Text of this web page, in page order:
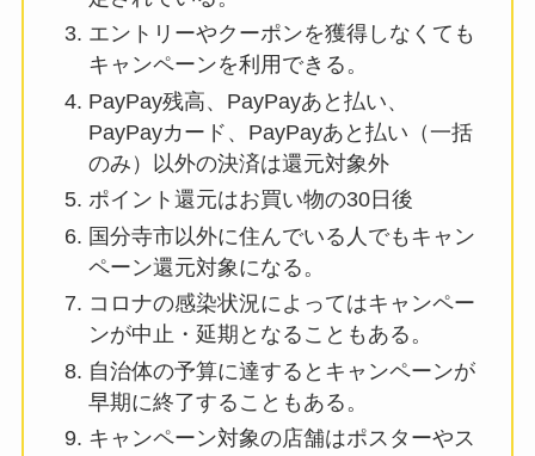
エントリーやクーポンを獲得しなくても
キャンペーンを利用できる。
PayPay残高、PayPayあと払い、
PayPayカード、PayPayあと払い（一括
のみ）以外の決済は還元対象外
ポイント還元はお買い物の30日後
国分寺市以外に住んでいる人でもキャン
ペーン還元対象になる。
コロナの感染状況によってはキャンペー
ンが中止・延期となることもある。
自治体の予算に達するとキャンペーンが
早期に終了することもある。
キャンペーン対象の店舗はポスターやス